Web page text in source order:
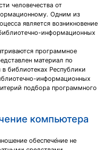
человечества от
Одним из
является возникновение
информационных
программное
материал по
библиотеках Республики
информационных
подбора программного
компьютера
обеспече́ние не